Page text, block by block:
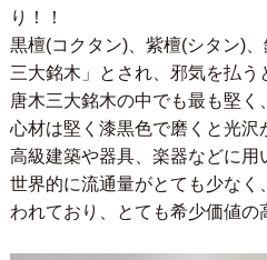
り！！
黒檀(コクタン)、紫檀(シタン)
三大銘木」とされ、邪気を払う
唐木三大銘木の中でも最も堅く
心材は堅く漆黒色で磨くと光沢
高級建築や器具、楽器などに用
世界的に流通量がとても少なく
われており、とても希少価値の